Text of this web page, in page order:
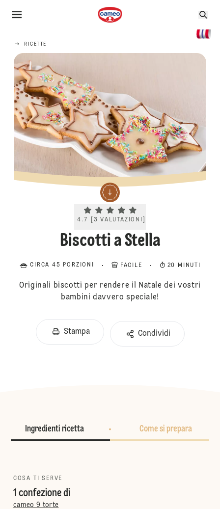
RICETTE
Current rating 4.7. Click to rate.
4.7 3 VALUTAZIONI
Biscotti a Stella
CIRCA 45 PORZIONI FACILE 20 MINUTI
Originali biscotti per rendere il Natale dei vostri
bambini davvero speciale!
Stampa Condividi
Ingredienti ricetta Come si prepara
COSA TI SERVE
1 confezione di
cameo 9 torte